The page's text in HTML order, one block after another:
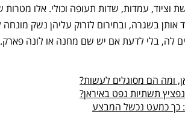
לה, בלי לדעת אם יש שם מחנה או לונה פארק.
ומה הם מסוגלים לעשות?
תשתיות נפט באיראן?
כך כמעט נכשל המבצע